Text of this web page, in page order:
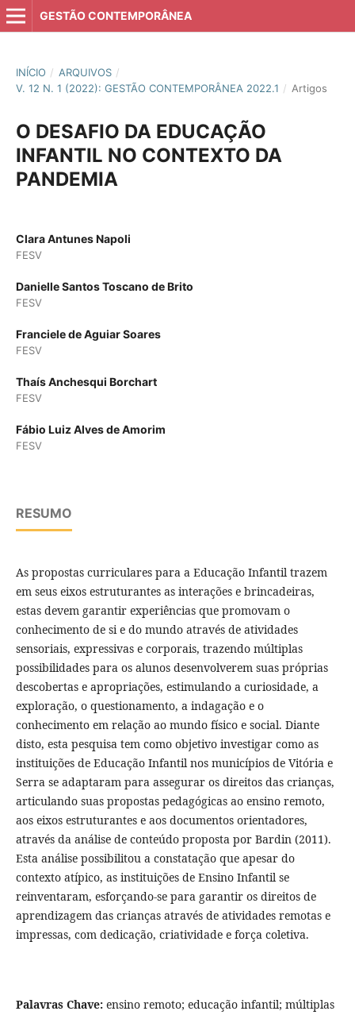
GESTÃO CONTEMPORÂNEA
INÍCIO / ARQUIVOS /
V. 12 N. 1 (2022): GESTÃO CONTEMPORÂNEA 2022.1 / Artigos
O DESAFIO DA EDUCAÇÃO
INFANTIL NO CONTEXTO DA
PANDEMIA
Clara Antunes Napoli
FESV
Danielle Santos Toscano de Brito
FESV
Franciele de Aguiar Soares
FESV
Thaís Anchesqui Borchart
FESV
Fábio Luiz Alves de Amorim
FESV
RESUMO
As propostas curriculares para a Educação Infantil trazem
em seus eixos estruturantes as interações e brincadeiras,
estas devem garantir experiências que promovam o
conhecimento de si e do mundo através de atividades
sensoriais, expressivas e corporais, trazendo múltiplas
possibilidades para os alunos desenvolverem suas próprias
descobertas e apropriações, estimulando a curiosidade, a
exploração, o questionamento, a indagação e o
conhecimento em relação ao mundo físico e social. Diante
disto, esta pesquisa tem como objetivo investigar como as
instituições de Educação Infantil nos municípios de Vitória e
Serra se adaptaram para assegurar os direitos das crianças,
articulando suas propostas pedagógicas ao ensino remoto,
aos eixos estruturantes e aos documentos orientadores,
através da análise de conteúdo proposta por Bardin (2011).
Esta análise possibilitou a constatação que apesar do
contexto atípico, as instituições de Ensino Infantil se
reinventaram, esforçando-se para garantir os direitos de
aprendizagem das crianças através de atividades remotas e
impressas, com dedicação, criatividade e força coletiva.
Palavras Chave:ensino remoto; educação infantil; múltiplas